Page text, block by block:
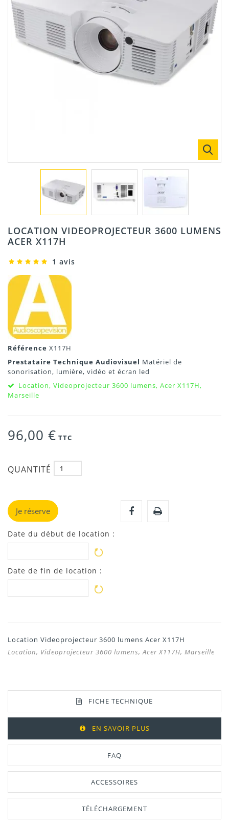
LOCATION VIDEOPROJECTEUR 3600 LUMENS
ACER X117H
1 avis
Référence X117H
Prestataire Technique Audiovisuel Matériel de
sonorisation, lumière, vidéo et écran led
Location, Videoprojecteur 3600 lumens, Acer X117H,
Marseille
96,00 € TTC
QUANTITÉ
Je réserve
Date du début de location :
Date de fin de location :
Location Videoprojecteur 3600 lumens Acer X117H
Location, Videoprojecteur 3600 lumens, Acer X117H, Marseille
FICHE TECHNIQUE
EN SAVOIR PLUS
FAQ
ACCESSOIRES
TÉLÉCHARGEMENT